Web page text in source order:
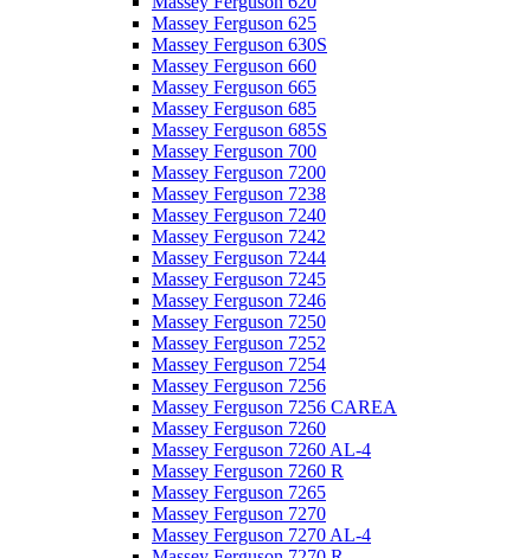
Massey Ferguson 625
Massey Ferguson 630S
Massey Ferguson 660
Massey Ferguson 665
Massey Ferguson 685
Massey Ferguson 685S
Massey Ferguson 700
Massey Ferguson 7200
Massey Ferguson 7238
Massey Ferguson 7240
Massey Ferguson 7242
Massey Ferguson 7244
Massey Ferguson 7245
Massey Ferguson 7246
Massey Ferguson 7250
Massey Ferguson 7252
Massey Ferguson 7254
Massey Ferguson 7256
Massey Ferguson 7256 CAREA
Massey Ferguson 7260
Massey Ferguson 7260 AL-4
Massey Ferguson 7260 R
Massey Ferguson 7265
Massey Ferguson 7270
Massey Ferguson 7270 AL-4